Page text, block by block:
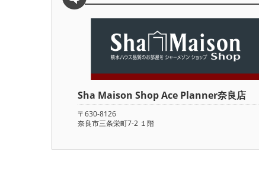
Sha Maison Shop Ace Planner奈良店
〒630-8126
奈良市三条栄町7-2 １階